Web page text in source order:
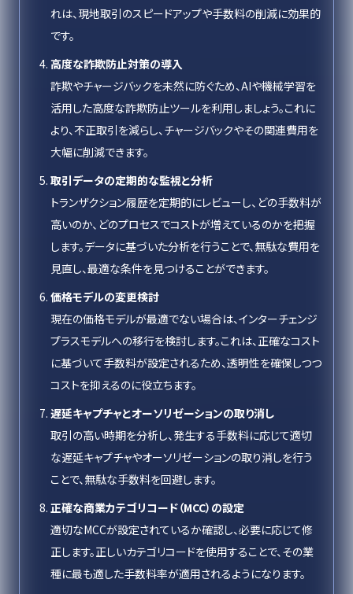
れは、現地取引のスピードアップや手数料の削減に効果的
です。
高度な詐欺防止対策の導入
詐欺やチャージバックを未然に防ぐため、AIや機械学習を
活用した高度な詐欺防止ツールを利用しましょう。これに
より、不正取引を減らし、チャージバックやその関連費用を
大幅に削減できます。
取引データの定期的な監視と分析
トランザクション履歴を定期的にレビューし、どの手数料が
高いのか、どのプロセスでコストが増えているのかを把握
します。データに基づいた分析を行うことで、無駄な費用を
見直し、最適な条件を見つけることができます。
価格モデルの変更検討
現在の価格モデルが最適でない場合は、インターチェンジ
プラスモデルへの移行を検討します。これは、正確なコスト
に基づいて手数料が設定されるため、透明性を確保しつつ
コストを抑えるのに役立ちます。
遅延キャプチャとオーソリゼーションの取り消し
取引の高い時期を分析し、発生する手数料に応じて適切
な遅延キャプチャやオーソリゼーションの取り消しを行う
ことで、無駄な手数料を回避します。
正確な商業カテゴリコード（MCC）の設定
適切なMCCが設定されているか確認し、必要に応じて修
正します。正しいカテゴリコードを使用することで、その業
種に最も適した手数料率が適用されるようになります。